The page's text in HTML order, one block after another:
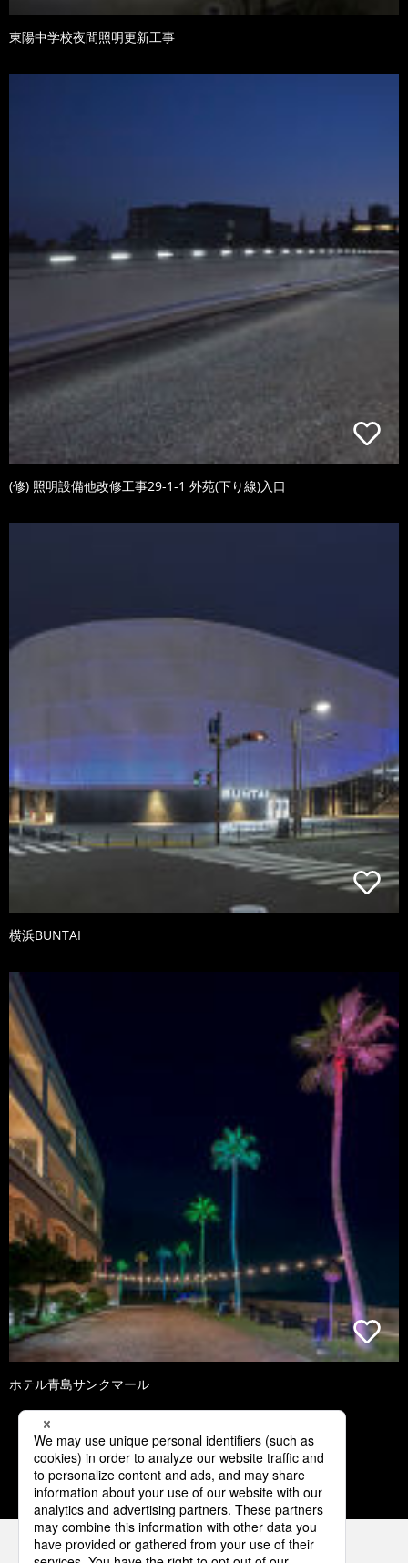
東陽中学校夜間照明更新工事
(修) 照明設備他改修工事29-1-1 外苑(下り線)入口
横浜BUNTAI
ホテル青島サンクマール
1 2 3 4 5
パナソニックの電気設備 SNSアカウント